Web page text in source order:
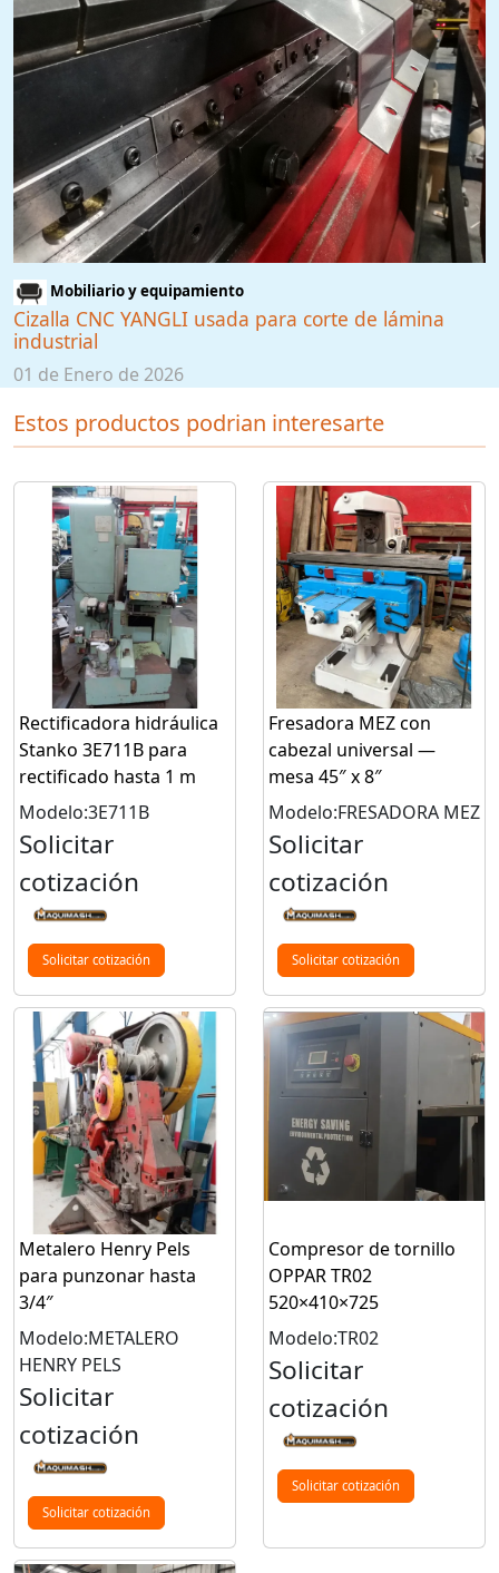
Mobiliario y equipamiento
Cizalla CNC YANGLI usada para corte de lámina
industrial
01 de Enero de 2026
Estos productos podrian interesarte
Rectificadora hidráulica
Stanko 3E711B para
rectificado hasta 1 m
Modelo:3E711B
Solicitar
cotización
Solicitar cotización
Fresadora MEZ con
cabezal universal —
mesa 45″ x 8″
Modelo:FRESADORA MEZ
Solicitar
cotización
Solicitar cotización
Metalero Henry Pels
para punzonar hasta
3/4″
Modelo:METALERO
HENRY PELS
Solicitar
cotización
Solicitar cotización
Compresor de tornillo
OPPAR TR02
520×410×725
Modelo:TR02
Solicitar
cotización
Solicitar cotización